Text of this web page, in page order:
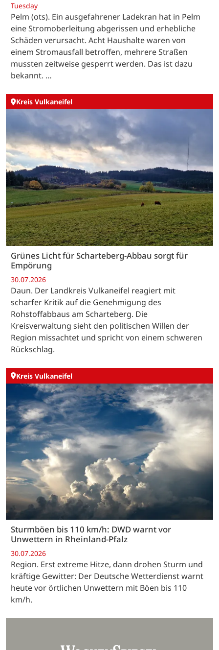
Tuesday
Pelm (ots). Ein ausgefahrener Ladekran hat in Pelm
eine Stromoberleitung abgerissen und erhebliche
Schäden verursacht. Acht Haushalte waren von
einem Stromausfall betroffen, mehrere Straßen
mussten zeitweise gesperrt werden. Das ist dazu
bekannt. …
Kreis Vulkaneifel
Grünes Licht für Scharteberg-Abbau sorgt für
Empörung
30.07.2026
Daun. Der Landkreis Vulkaneifel reagiert mit
scharfer Kritik auf die Genehmigung des
Rohstoffabbaus am Scharteberg. Die
Kreisverwaltung sieht den politischen Willen der
Region missachtet und spricht von einem schweren
Rückschlag.
Kreis Vulkaneifel
Sturmböen bis 110 km/h: DWD warnt vor
Unwettern in Rheinland-Pfalz
30.07.2026
Region. Erst extreme Hitze, dann drohen Sturm und
kräftige Gewitter: Der Deutsche Wetterdienst warnt
heute vor örtlichen Unwettern mit Böen bis 110
km/h.